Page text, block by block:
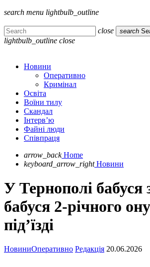
search menu lightbulb_outline
close search
lightbulb_outline close
Новини
Оперативно
Кримінал
Освіта
Воїни тилу
Скандал
Інтерв’ю
Файні люди
Співпраця
arrow_back Home
keyboard_arrow_right Новини
У Тернополі
бабуся 2-річного
під’їзді
НовиниОперативно Редакція 20.06.2026